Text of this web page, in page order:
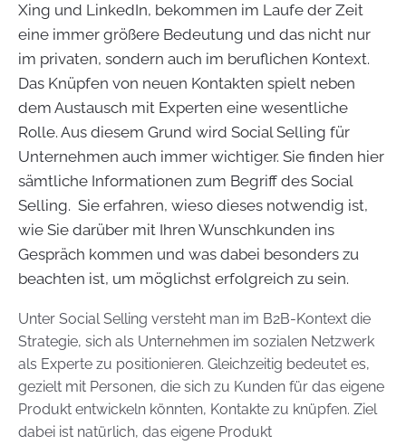
Xing und LinkedIn, bekommen im Laufe der Zeit
eine immer größere Bedeutung und das nicht nur
im privaten, sondern auch im beruflichen Kontext.
Das Knüpfen von neuen Kontakten spielt neben
dem Austausch mit Experten eine wesentliche
Rolle. Aus diesem Grund wird Social Selling für
Unternehmen auch immer wichtiger. Sie finden hier
sämtliche Informationen zum Begriff des Social
Selling. Sie erfahren, wieso dieses notwendig ist,
wie Sie darüber mit Ihren Wunschkunden ins
Gespräch kommen und was dabei besonders zu
beachten ist, um möglichst erfolgreich zu sein.
Unter Social Selling versteht man im B2B-Kontext die
Strategie, sich als Unternehmen im sozialen Netzwerk
als Experte zu positionieren. Gleichzeitig bedeutet es,
gezielt mit Personen, die sich zu Kunden für das eigene
Produkt entwickeln könnten, Kontakte zu knüpfen. Ziel
dabei ist natürlich, das eigene Produkt